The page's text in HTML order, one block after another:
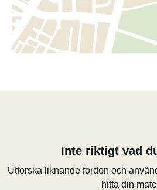
Inte riktigt vad
Utforska liknande fordon och
hitta din